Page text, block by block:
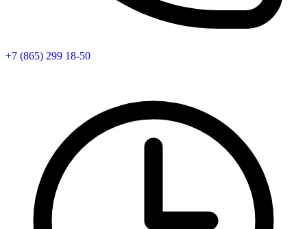
+7 (865) 299 18-50